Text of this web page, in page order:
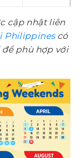
cập nhật liên
Philippinescó
phù hợp với